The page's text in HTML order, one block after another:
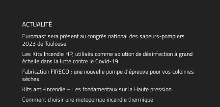
ACTUALITÉ
Euromast sera présent au congrès national des sapeurs-pompiers
2023 de Toulouse
Les Kits Incendie HP, utilisés comme solution de désinfection à grand
échelle dans la lutte contre le Covid-19
Fabrication FIRECO : une nouvelle pompe d’épreuve pour vos colonnes
sèches
Kits anti-incendie – Les fondamentaux sur la Haute pression
Comment choisir une motopompe incendie thermique